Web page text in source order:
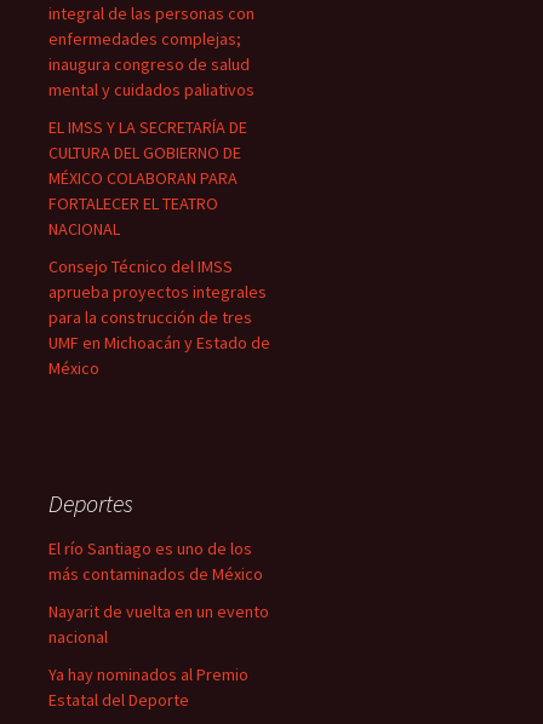
integral de las personas con
enfermedades complejas;
inaugura congreso de salud
mental y cuidados paliativos
EL IMSS Y LA SECRETARÍA DE
CULTURA DEL GOBIERNO DE
MÉXICO COLABORAN PARA
FORTALECER EL TEATRO
NACIONAL
Consejo Técnico del IMSS
aprueba proyectos integrales
para la construcción de tres
UMF en Michoacán y Estado de
México
Deportes
El río Santiago es uno de los
más contaminados de México
Nayarit de vuelta en un evento
nacional
Ya hay nominados al Premio
Estatal del Deporte